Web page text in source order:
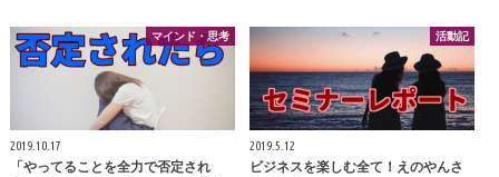
マインド・思考
2019.10.17
「やってることを全力で否定され
活動記
2019.5.12
ビジネスを楽しむ全て！えのやんさ